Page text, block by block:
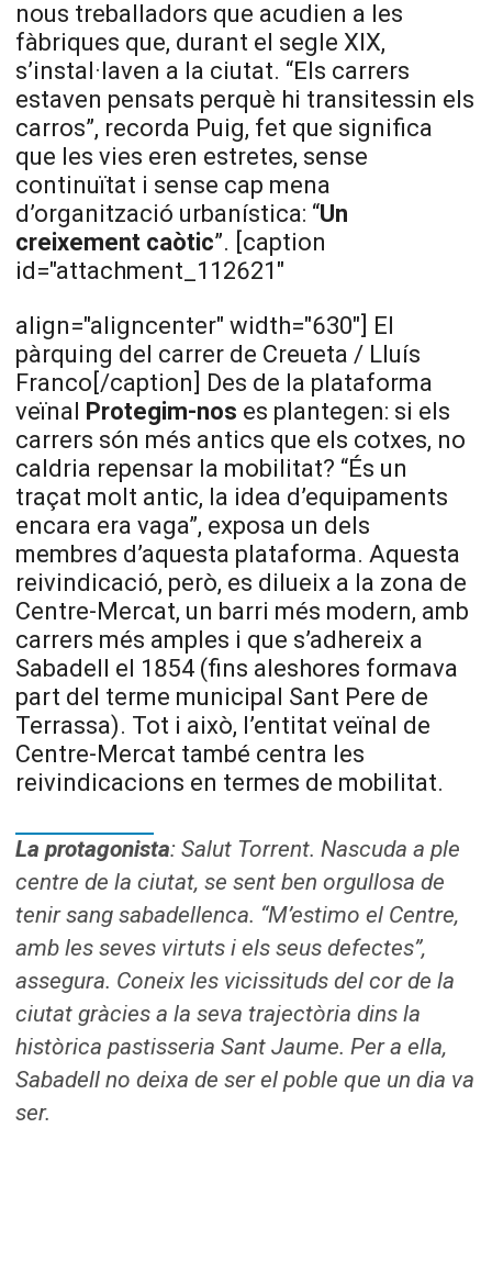
nous treballadors que acudien a les
fàbriques que, durant el segle XIX,
s’instal·laven a la ciutat. “Els carrers
estaven pensats perquè hi transitessin els
carros”, recorda Puig, fet que significa
que les vies eren estretes, sense
continuïtat i sense cap mena
d’organització urbanística: “Un
creixement caòtic”. [caption
id="attachment_112621"
align="aligncenter" width="630"] El
pàrquing del carrer de Creueta / Lluís
Franco[/caption] Des de la plataforma
veïnal Protegim-nos es plantegen: si els
carrers són més antics que els cotxes, no
caldria repensar la mobilitat? “És un
traçat molt antic, la idea d’equipaments
encara era vaga”, exposa un dels
membres d’aquesta plataforma. Aquesta
reivindicació, però, es dilueix a la zona de
Centre-Mercat, un barri més modern, amb
carrers més amples i que s’adhereix a
Sabadell el 1854 (fins aleshores formava
part del terme municipal Sant Pere de
Terrassa). Tot i això, l’entitat veïnal de
Centre-Mercat també centra les
reivindicacions en termes de mobilitat.
La protagonista: Salut Torrent. Nascuda a ple
centre de la ciutat, se sent ben orgullosa de
tenir sang sabadellenca. “M’estimo el Centre,
amb les seves virtuts i els seus defectes”,
assegura. Coneix les vicissituds del cor de la
ciutat gràcies a la seva trajectòria dins la
històrica pastisseria Sant Jaume. Per a ella,
Sabadell no deixa de ser el poble que un dia va
ser.